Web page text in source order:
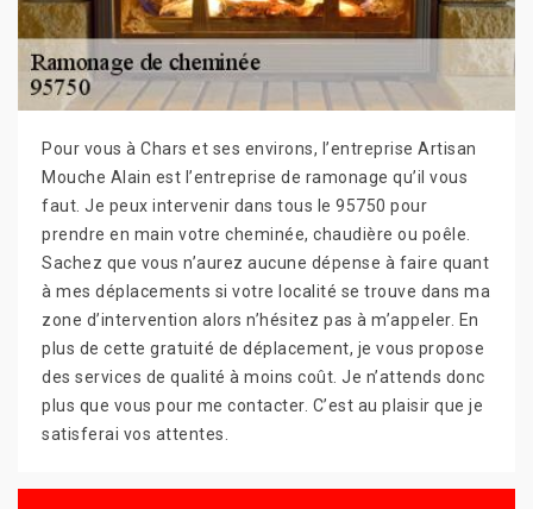
Pour vous à Chars et ses environs, l’entreprise Artisan
Mouche Alain est l’entreprise de ramonage qu’il vous
faut. Je peux intervenir dans tous le 95750 pour
prendre en main votre cheminée, chaudière ou poêle.
Sachez que vous n’aurez aucune dépense à faire quant
à mes déplacements si votre localité se trouve dans ma
zone d’intervention alors n’hésitez pas à m’appeler. En
plus de cette gratuité de déplacement, je vous propose
des services de qualité à moins coût. Je n’attends donc
plus que vous pour me contacter. C’est au plaisir que je
satisferai vos attentes.